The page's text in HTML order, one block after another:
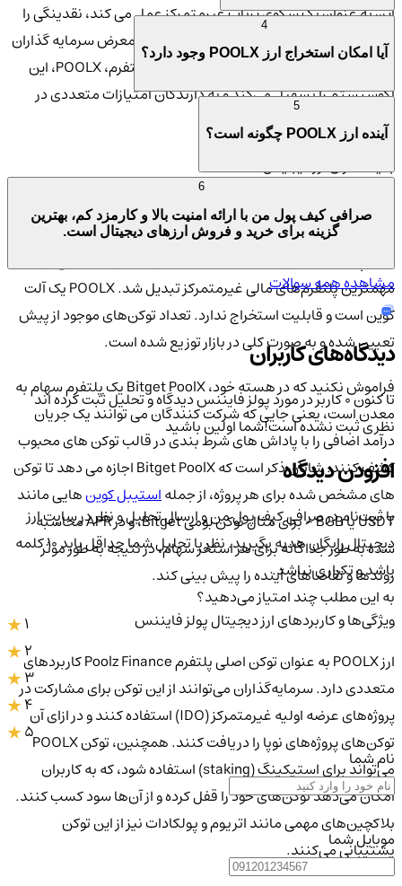
این به عنوان یک سکوی پرتاب غیرمتمرکز عمل می کند، نقدینگی را
شروع می کند و قرار گرفتن استارت آپ ها را در معرض سرمایه گذاران
در مراحل اولیه افزایش می دهد. توکن بومی پلتفرم، POOLX، این
اکوسیستم را تسهیل می‌کند و به دارندگان امتیازات متعددی در
Poolz Finance اعطا می‌کند.
بنیانگذاران ارز دیجیتال POOLX
Poolz Finance در سال 2021 توسط تیمی از توسعه‌دهندگان و
متخصصان بلاکچین ایجاد شد. این پروژه به رهبری آلیس و یوان، دو
تن از پیشگامان حوزه دیفای، تاسیس شد و به سرعت به یکی از
مهمترین پلتفرم‌های مالی غیرمتمرکز تبدیل شد. POOLX یک آلت
کوین است و قابلیت استخراج ندارد. تعداد توکن‌های موجود از پیش
تعیین شده و به صورت کلی در بازار توزیع شده است.
فراموش نکنید که در هسته خود، Bitget PoolX یک پلتفرم سهام به
معدن است، یعنی جایی که شرکت کنندگان می توانند یک جریان
درآمد اضافی را با پاداش های شرط بندی در قالب توکن های محبوب
کشف کنند. شایان ذکر است که Bitget PoolX اجازه می دهد تا توکن
های مشخص شده برای هر پروژه، از جملهاستیبل کوینهایی مانند
USDT یا BGB - برای مثال توکن بومی Bitget، و در APR محاسبه
شده به طور جداگانه برای هر استخر سهام، در نتیجه به طور موثر
روندها و تقاضاهای آینده را پیش بینی کند.
ویژگی‌ها و کاربردهای ارز دیجیتال پولز فایننس
ارز POOLX به عنوان توکن اصلی پلتفرم Poolz Finance کاربردهای
متعددی دارد. سرمایه‌گذاران می‌توانند از این توکن برای مشارکت در
پروژه‌های عرضه اولیه غیرمتمرکز (IDO) استفاده کنند و در ازای آن
توکن‌های پروژه‌های نوپا را دریافت کنند. همچنین، توکن POOLX
می‌تواند برای استیکینگ (staking) استفاده شود، که به کاربران
امکان می‌دهد توکن‌های خود را قفل کرده و از آن‌ها سود کسب کنند.
بلاکچین‌های مهمی مانند اتریوم و پولکادات نیز از این توکن
پشتیبانی می‌کنند.
آیا امکان استخراج ارز POOLX وجود دارد؟
آینده ارز POOLX چگونه است؟
صرافی کیف پول من با ارائه امنیت بالا و کارمزد کم، بهترین
گزینه برای خرید و فروش ارزهای دیجیتال است.
مشاهده همه سوالات
دیدگاه‌های کاربران
تا کنون 0 کاربر در مورد پولز فایننسدیدگاه و تحلیل ثبت کرده اند
نظری ثبت نشده است!شما اولین باشید
افزودن دیدگاه
با ثبت‌نام در صرافی کیف پول من و ارسال تحلیل و نظر در سایت ارز
دیجیتال رایگان هدیه بگیرید. نظر یا تحلیل شما حداقل باید ۱۰ کلمه
باشد و تکراری نباشد.
به این مطلب چند امتیاز می‌دهید؟
2
3
4
5
نام شما
موبایل شما